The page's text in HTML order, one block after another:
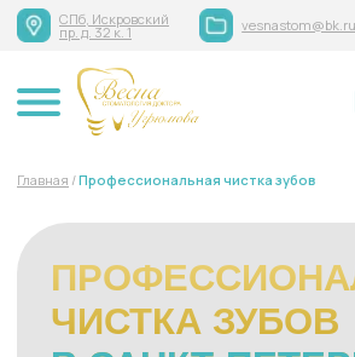
СПб, Искровский
пр. д. 32 к. 1 vesnastom@bk.ru
Профессиональная чистка зубов
ПРОФЕССИОНАЛЬНАЯ
ЧИСТКА ЗУБОВ
В САНКТ-ПЕТЕРБУРГЕ